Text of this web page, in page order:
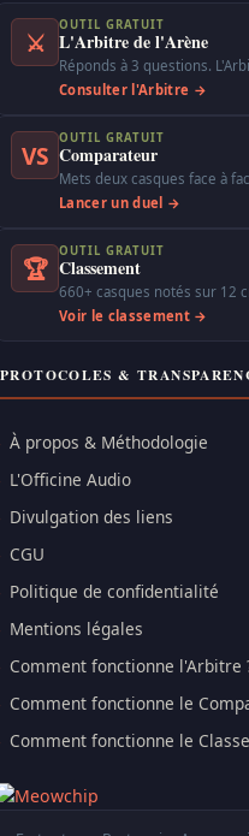
⚔
OUTIL GRATUIT
L'Arbitre de l'Arène
Réponds à 3 questions.
Consulter l'Arbitre →
VS
OUTIL GRATUIT
Comparateur
Mets deux casques face à
Lancer un duel →
🏆
OUTIL GRATUIT
Classement
660+ casques notés sur 12
Voir le classement →
PROTOCOLES &
À propos & Méthodologie
L'Officine Audio
Divulgation des liens
CGU
Politique de confidentialité
Mentions légales
Comment fonctionne l'Arbitre
Comment fonctionne le
Comment fonctionne le